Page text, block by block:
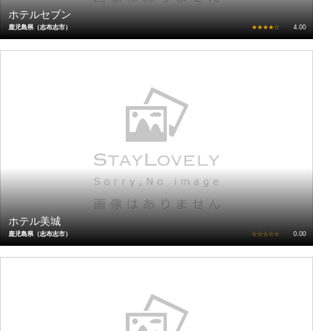
ホテルセブン
鹿児島県（志布志市） ★★★★☆ 4.00
ホテル美城
鹿児島県（志布志市） ☆☆☆☆☆ 0.00